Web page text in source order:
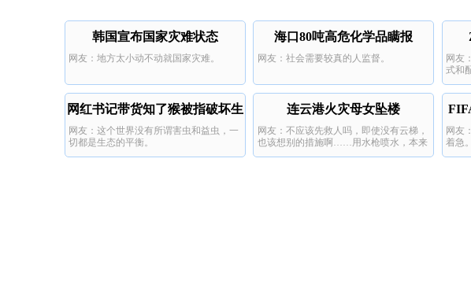
韩国宣布国家灾难状态
网友：地方太小动不动就国家灾难。
海口80吨高危化学品瞒报
网友：社会需要较真的人监督。
网友
式和
网红书记带货知了猴被指破坏生
网友：这个世界没有所谓害虫和益虫，一
切都是生态的平衡。
连云港火灾母女坠楼
网友：不应该先救人吗，即使没有云梯，
也该想别的措施啊……用水枪喷水，本来
就不好站，更滑了，母女坚持着等待救
网友
着急。